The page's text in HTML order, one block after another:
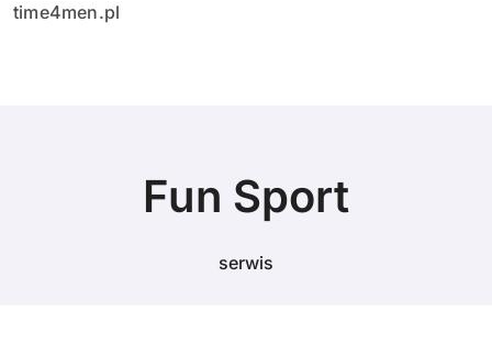
time4men.pl
Fun Sport
serwis